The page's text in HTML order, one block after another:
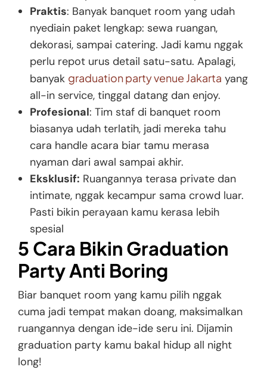
Praktis: Banyak banquet room yang udah
nyediain paket lengkap: sewa ruangan,
dekorasi, sampai catering. Jadi kamu nggak
perlu repot urus detail satu-satu. Apalagi,
banyak graduation party venue Jakarta yang
all-in service, tinggal datang dan enjoy.
Profesional: Tim staf di banquet room
biasanya udah terlatih, jadi mereka tahu
cara handle acara biar tamu merasa
nyaman dari awal sampai akhir.
Eksklusif: Ruangannya terasa private dan
intimate, nggak kecampur sama crowd luar.
Pasti bikin perayaan kamu kerasa lebih
spesial
5 Cara Bikin Graduation
Party Anti Boring
Biar banquet room yang kamu pilih nggak
cuma jadi tempat makan doang, maksimalkan
ruangannya dengan ide-ide seru ini. Dijamin
graduation party kamu bakal hidup all night
long!